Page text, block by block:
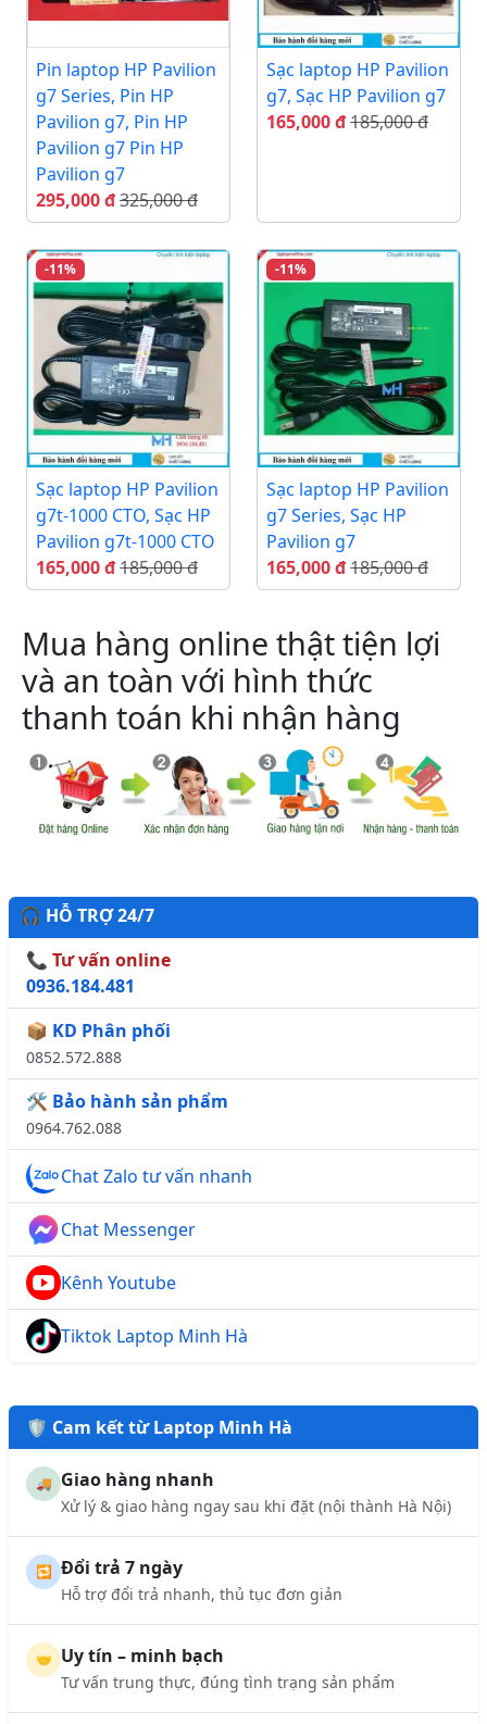
Pin laptop HP Pavilion
g7 Series, Pin HP
Pavilion g7, Pin HP
Pavilion g7 Pin HP
Pavilion g7
295,000 đ325,000 đ
Sạc laptop HP Pavilion
g7, Sạc HP Pavilion g7
165,000 đ185,000 đ
-11%
Sạc laptop HP Pavilion
g7t-1000 CTO, Sạc HP
Pavilion g7t-1000 CTO
165,000 đ185,000 đ
-11%
Sạc laptop HP Pavilion
g7 Series, Sạc HP
Pavilion g7
165,000 đ185,000 đ
Mua hàng online thật tiện lợi
và an toàn với hình thức
thanh toán khi nhận hàng
🎧 HỖ TRỢ 24/7
📞 Tư vấn online
0936.184.481
📦 KD Phân phối
0852.572.888
🛠️ Bảo hành sản phẩm
0964.762.088
Chat Zalo tư vấn nhanh
Chat Messenger
Kênh Youtube
Tiktok Laptop Minh Hà
🛡️ Cam kết từ Laptop Minh Hà
🚚 Giao hàng nhanh
Xử lý & giao hàng ngay sau khi đặt (nội thành Hà Nội)
🔁 Đổi trả 7 ngày
Hỗ trợ đổi trả nhanh, thủ tục đơn giản
🤝 Uy tín – minh bạch
Tư vấn trung thực, đúng tình trạng sản phẩm